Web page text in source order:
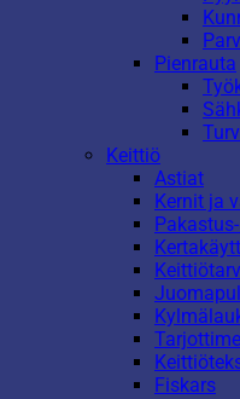
Pienrauta
Keittiö
Astiat
Kernit ja
Fiskars